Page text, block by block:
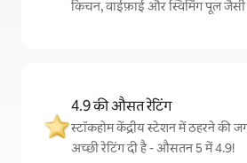
किचन, वाईफ़ाई और स्विमिंग पूल
4.9 की औसत रेटिंग
स्टॉकहोम केंद्रीय स्टेशन में ठहरने की
अच्छी रेटिंग दी है - औसतन 5 में 4.9!